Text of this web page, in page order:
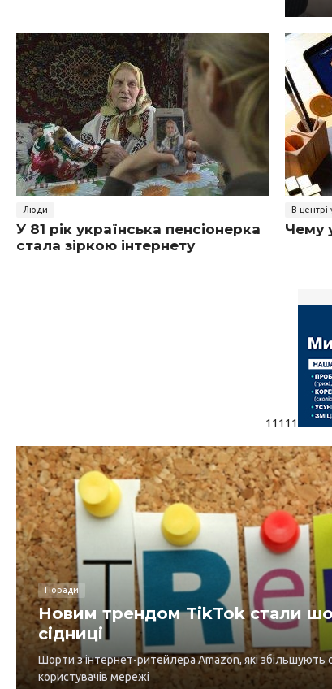
Люди
У 81 рік українська пенсіонерка
стала зіркою інтернету
В центрі
Чему
11111
Поради
Новим трендом TikTok стали
сідниці
Шорти з інтернет-ритейлера Amazon, які збільшують
користувачів мережі